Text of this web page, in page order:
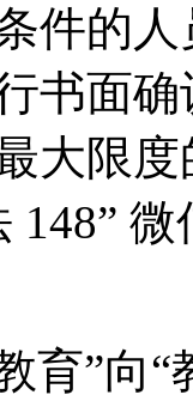
件的
书面
大限
148”
育”向